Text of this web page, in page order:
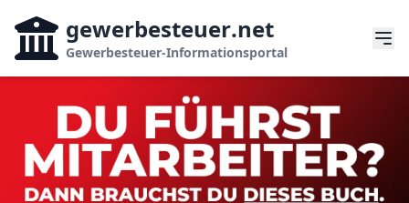
gewerbesteuer.net
Gewerbesteuer-Informationsportal